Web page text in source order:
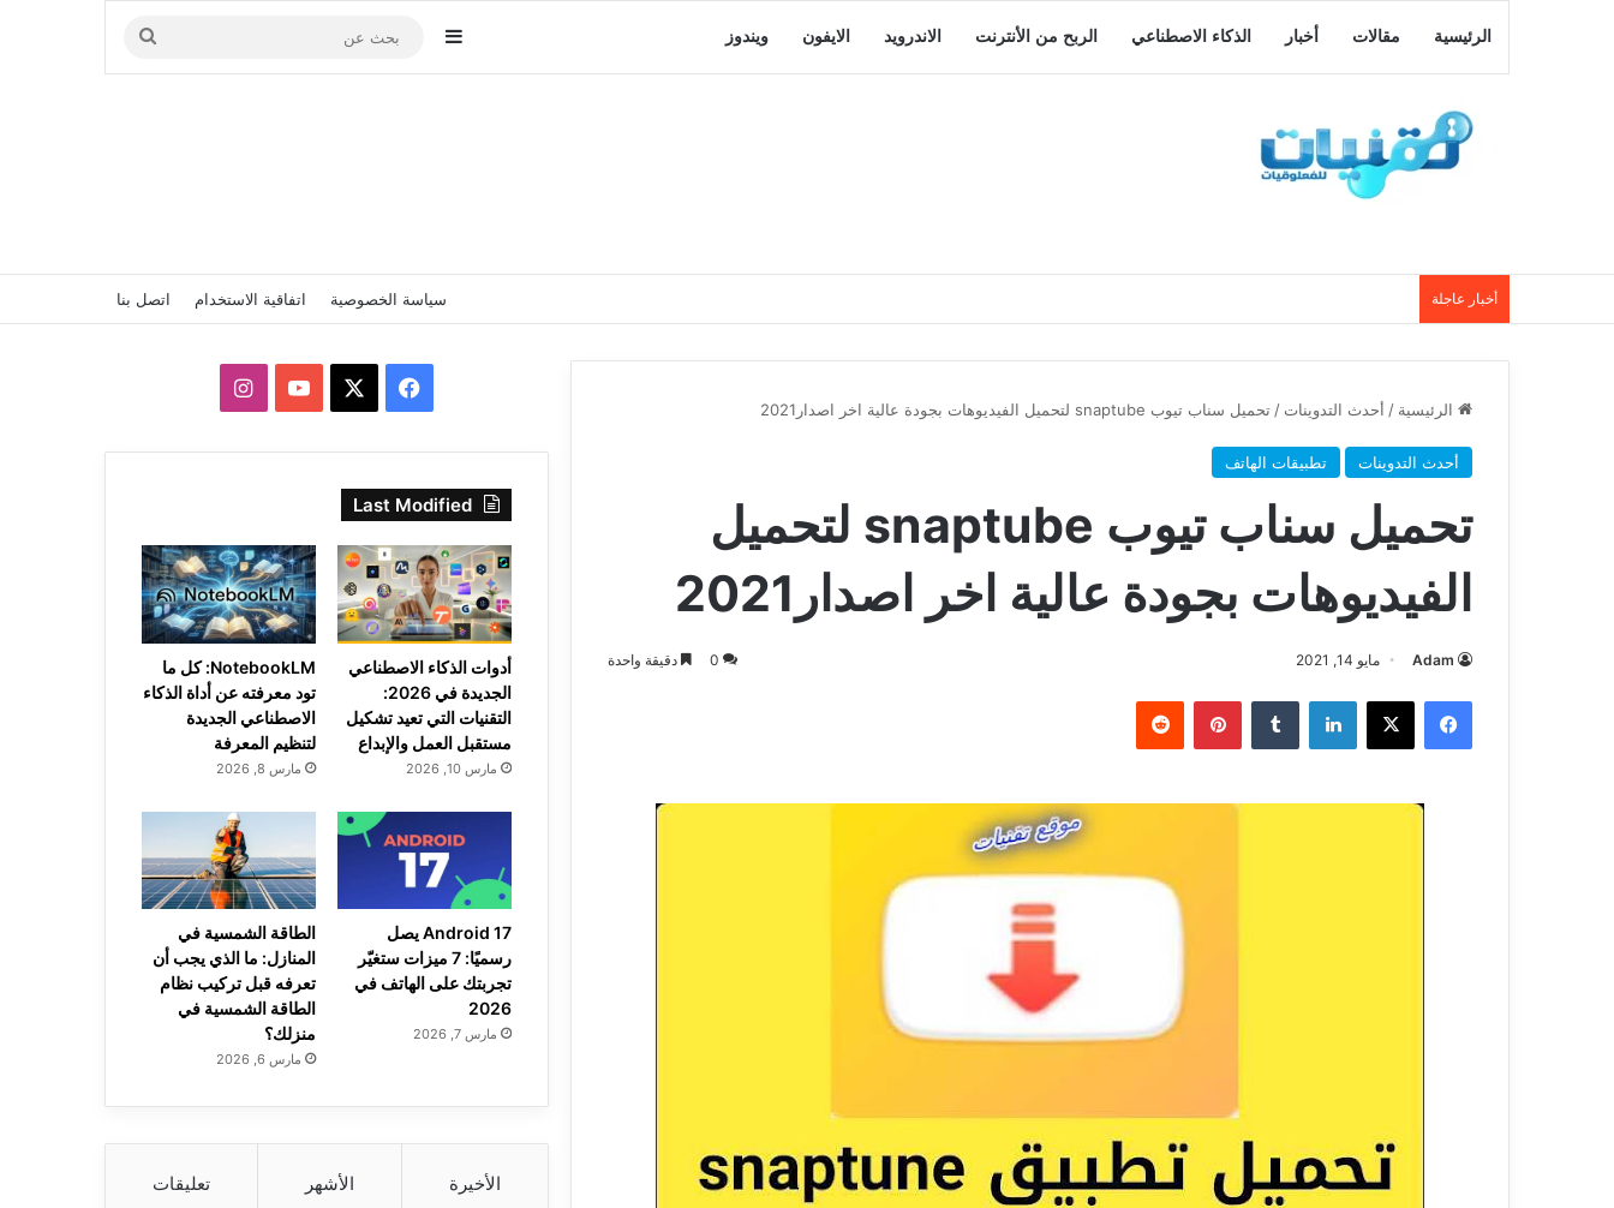
الرئيسية مقالات أخبار الذكاء الاصطناعي الربح من الأنترنت الاندرويد الايفون ويندوز إضافة عمود جانبي
بحث
عن
أخبار عاجلة سياسة الخصوصية اتفاقية الاستخدام اتصل بنا
الرئيسية / أحدث التدوينات / تحميل سناب تيوب snaptube لتحميل الفيديوهات بجودة عالية اخر اصدار2021
أحدث التدوينات تطبيقات الهاتف
تحميل سناب تيوب snaptube لتحميل
الفيديوهات بجودة عالية اخر اصدار2021
Adam مايو 14, 2021 0 دقيقة واحدة
فيسبوك ‫X لينكدإن بينتيريست
فيسبوك ‫YouTubeانستقرام
Last Modified
أدوات الذكاء الاصطناعي
الجديدة في 2026:
التقنيات التي تعيد تشكيل
مستقبل العمل والإبداع
مارس 10, 2026
NotebookLM: كل ما
تود معرفته عن أداة الذكاء
الاصطناعي الجديدة
لتنظيم المعرفة
مارس 8, 2026
Android 17 يصل
رسميًا: 7 ميزات ستغيّر
تجربتك على الهاتف في
2026
مارس 7, 2026
الطاقة الشمسية في
المنازل: ما الذي يجب أن
تعرفه قبل تركيب نظام
الطاقة الشمسية في
منزلك؟
مارس 6, 2026
الأخيرة الأشهر تعليقات